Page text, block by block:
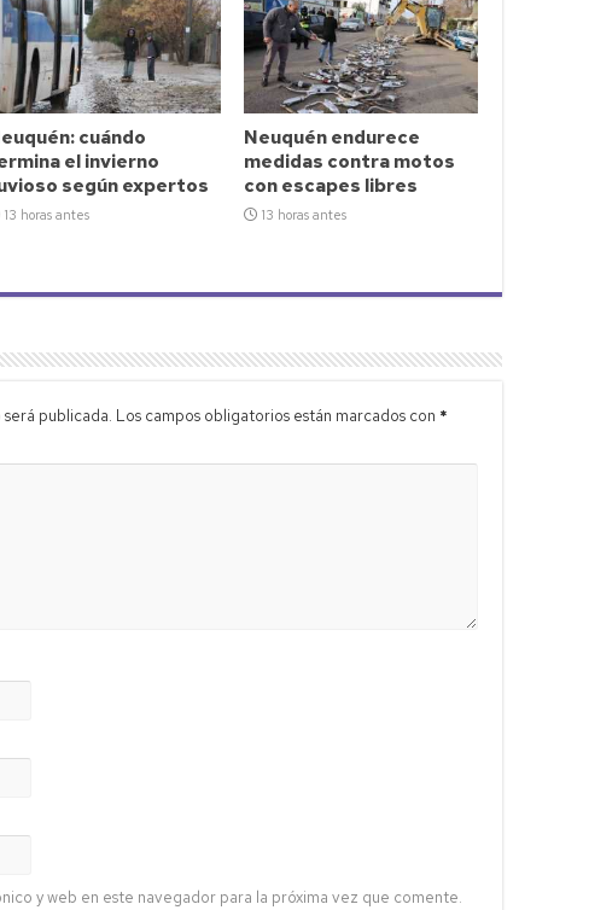
cuándo
el invierno
según expertos
13 horas antes
Neuquén endurece
medidas contra motos
con escapes libres
13 horas antes
publicada. Los campos obligatorios están marcados con *
y web en este navegador para la próxima vez que comente.